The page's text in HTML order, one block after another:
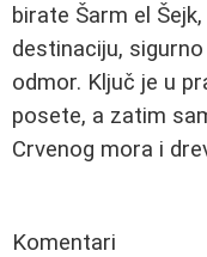
birate Šarm el
destinaciju,
odmor. Ključ je u
posete, a zatim
Crvenog mora i
Komentari